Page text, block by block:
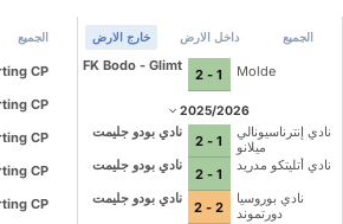
الجميع
CP
CP
CP
CP
CP
الجميع داخل الارض خارج الارض
FK Bodo - Glimt
1 - 2 Molde
2025/2026
نادي بودو جليمت
1 - 2
نادي إنترناسيونالي
ميلانو
نادي بودو جليمت
1 - 2
نادي أتليتكو مدريد
نادي بودو جليمت
2 - 2
نادي بوروسيا
دورتموند